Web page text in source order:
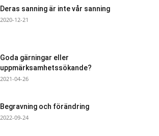
Deras sanning är inte vår sanning
2020-12-21
Goda gärningar eller
uppmärksamhetssökande?
2021-04-26
Begravning och förändring
2022-09-24